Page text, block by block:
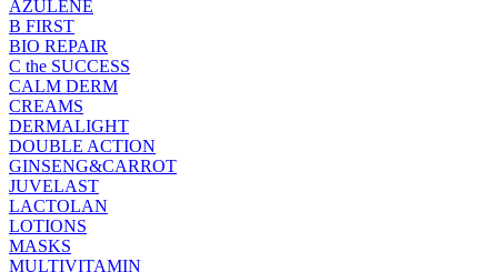
AZULENE
B FIRST
BIO REPAIR
C the SUCCESS
CALM DERM
CREAMS
DERMALIGHT
DOUBLE ACTION
GINSENG&CARROT
JUVELAST
LACTOLAN
LOTIONS
MASKS
MULTIVITAMIN